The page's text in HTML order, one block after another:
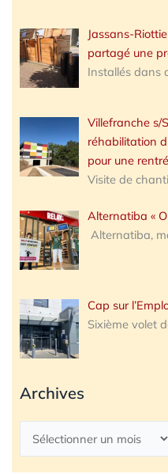
Jassans-
partagé une
Installés dans
Villefranche s/
réhabilitation
pour une
Visite de
Alternatiba «
Alternatiba,
Cap sur
Sixième volet
Archives